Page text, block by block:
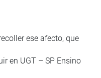
ese afecto, que
en UGT – SP Ensino